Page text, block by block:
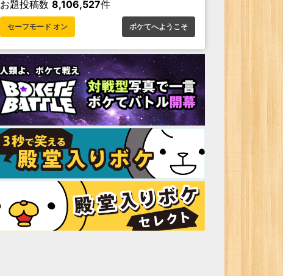
お題投稿数 8,106,527件
セーフモード オン ボケてへようこそ